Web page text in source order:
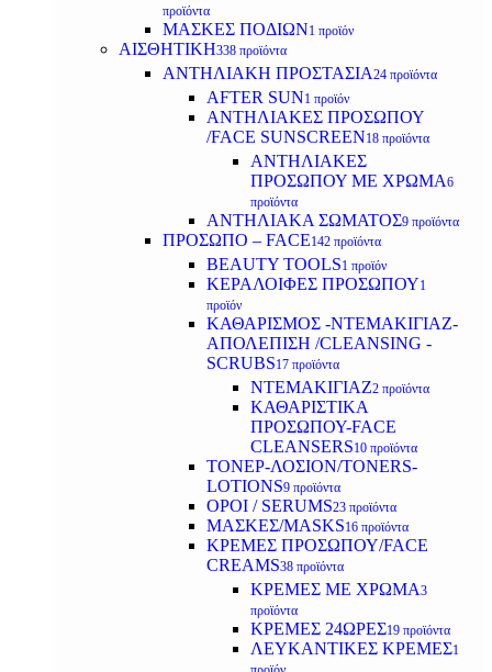
προϊόντα
ΜΑΣΚΕΣ ΠΟΔΙΩΝ1 προϊόν
ΑΙΣΘΗΤΙΚΗ338 προϊόντα
ΑΝΤΗΛΙΑΚΗ ΠΡΟΣΤΑΣΙΑ24 προϊόντα
AFTER SUN1 προϊόν
ΑΝΤΗΛΙΑΚΕΣ ΠΡΟΣΩΠΟΥ
/FACE SUNSCREEN18 προϊόντα
ΑΝΤΗΛΙΑΚΕΣ
ΠΡΟΣΩΠΟΥ ΜΕ ΧΡΩΜΑ6
προϊόντα
ΑΝΤΗΛΙΑΚΑ ΣΩΜΑΤΟΣ9 προϊόντα
ΠΡΟΣΩΠΟ – FACE142 προϊόντα
BEAUTY TOOLS1 προϊόν
ΚΕΡΑΛΟΙΦΕΣ ΠΡΟΣΩΠΟΥ1
προϊόν
ΚΑΘΑΡΙΣΜΟΣ -ΝΤΕΜΑΚΙΓΙΑΖ-
ΑΠΟΛΕΠΙΣΗ /CLEANSING -
SCRUBS17 προϊόντα
ΝΤΕΜΑΚΙΓΙΑΖ2 προϊόντα
ΚΑΘΑΡΙΣΤΙΚΑ
ΠΡΟΣΩΠΟΥ-FACE
CLEANSERS10 προϊόντα
ΤΟΝΕΡ-ΛΟΣΙΟΝ/TONERS-
LOTIONS9 προϊόντα
ΟΡΟΙ / SERUMS23 προϊόντα
ΜΑΣΚΕΣ/MASKS16 προϊόντα
ΚΡΕΜΕΣ ΠΡΟΣΩΠΟΥ/FACE
CREAMS38 προϊόντα
ΚΡΕΜΕΣ ΜΕ ΧΡΩΜΑ3
προϊόντα
ΚΡΕΜΕΣ 24ΩΡΕΣ19 προϊόντα
ΛΕΥΚΑΝΤΙΚΕΣ ΚΡΕΜΕΣ1